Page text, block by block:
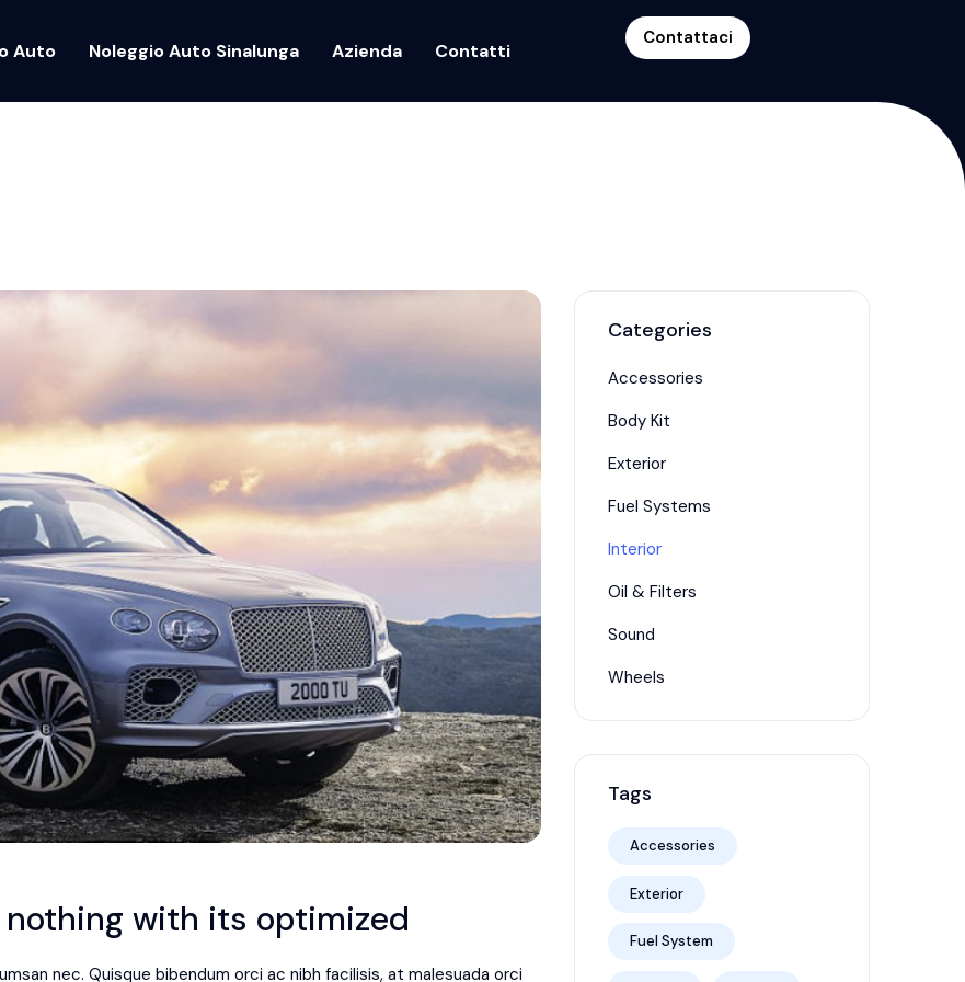
Auto Noleggio Auto Sinalunga Azienda Contatti
Contattaci
with its optimized
nec. Quisque bibendum orci ac nibh facilisis, at malesuada orci
Categories
Accessories
Body Kit
Exterior
Fuel Systems
Interior
Oil & Filters
Sound
Wheels
Tags
Accessories
Exterior
Fuel System